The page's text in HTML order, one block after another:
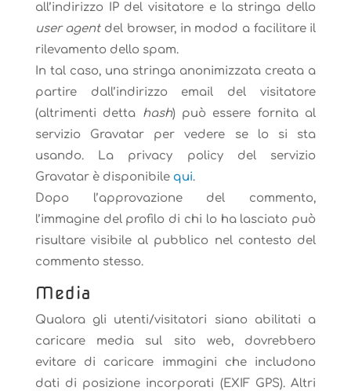
all’indirizzo IP del visitatore e la stringa dello
user agentdel browser, in modod a facilitare il
rilevamento dello spam.
In tal caso, una stringa anonimizzata creata a
partire dall’indirizzo email del visitatore
(altrimenti detta hash) può essere fornita al
servizio Gravatar per vedere se lo si sta
usando. La privacy policy del servizio
Gravatar è disponibile qui.
Dopo l’approvazione del commento,
l’immagine del profilo di chi lo ha lasciato può
risultare visibile al pubblico nel contesto del
commento stesso.
Media
Qualora gli utenti/visitatori siano abilitati a
caricare media sul sito web, dovrebbero
evitare di caricare immagini che includono
dati di posizione incorporati (EXIF GPS). Altri